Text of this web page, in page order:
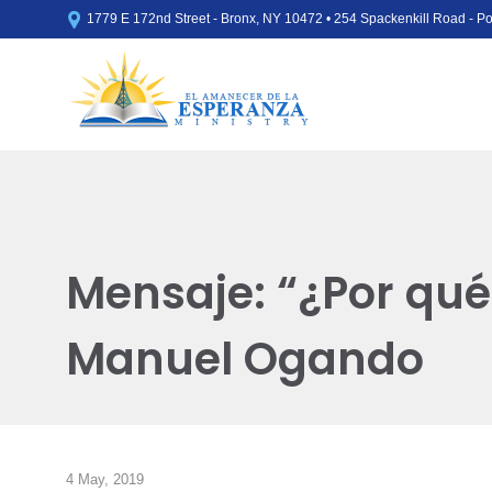
 1779 E 172nd Street - Bronx, NY 10472 • 254 Spackenkill Road -
Mensaje: “¿Por
Manuel Ogando
4 May, 2019